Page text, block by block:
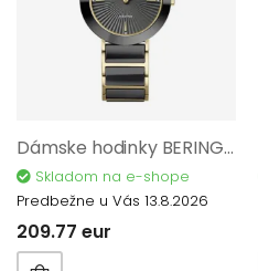
Dámske hodinky BERING Ceramic 11435-732
Skladom na e-shope
Predbežne u Vás 13.8.2026
209.77 eur